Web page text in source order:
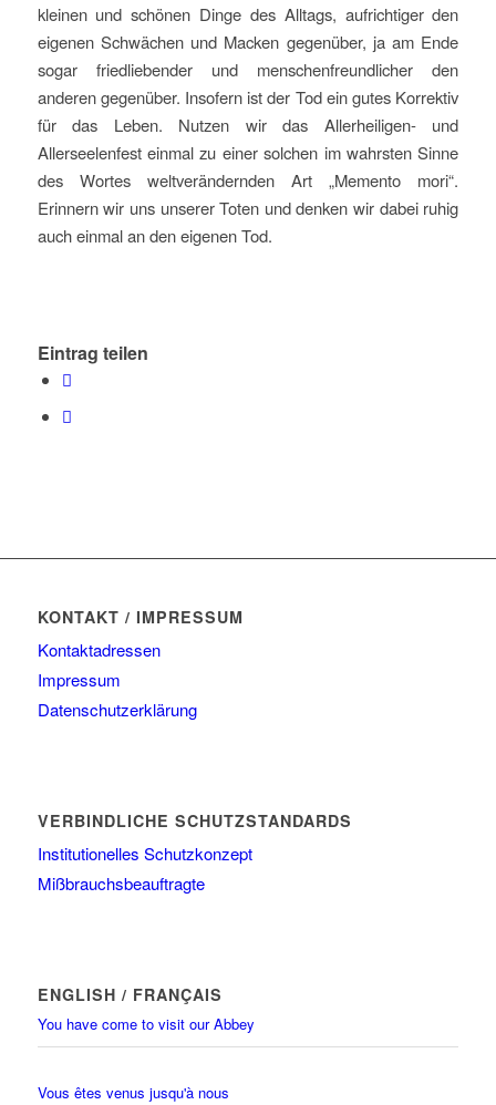
kleinen und schönen Dinge des Alltags, aufrichtiger den
eigenen Schwächen und Macken gegenüber, ja am Ende
sogar friedliebender und menschenfreundlicher den
anderen gegenüber. Insofern ist der Tod ein gutes Korrektiv
für das Leben. Nutzen wir das Allerheiligen- und
Allerseelenfest einmal zu einer solchen im wahrsten Sinne
des Wortes weltverändernden Art „Memento mori“.
Erinnern wir uns unserer Toten und denken wir dabei ruhig
auch einmal an den eigenen Tod.
Eintrag teilen
KONTAKT / IMPRESSUM
Kontaktadressen
Impressum
Datenschutzerklärung
VERBINDLICHE SCHUTZSTANDARDS
Institutionelles Schutzkonzept
Mißbrauchsbeauftragte
ENGLISH / FRANÇAIS
You have come to visit our Abbey
Vous êtes venus jusqu'à nous